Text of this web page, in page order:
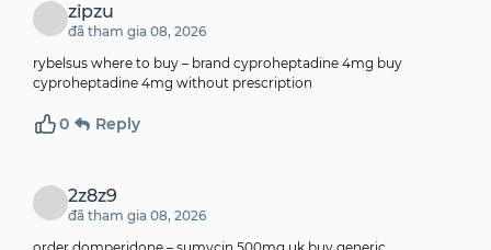
zipzu
đã tham gia 08, 2026
rybelsus where to buy – brand cyproheptadine 4mg buy
cyproheptadine 4mg without prescription
0 Reply
2z8z9
đã tham gia 08, 2026